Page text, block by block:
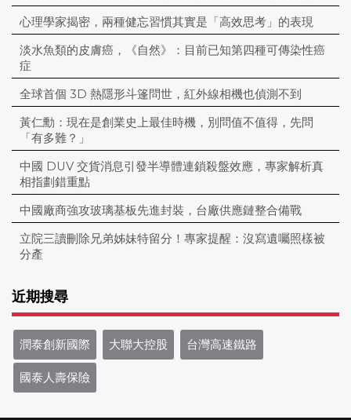
心理學家揭密，兩種健忘習慣其實是「高效思考」的表現
淡水魚類的皮膚癌，《自然》：目前已知第四種可傳染性癌
症
全球首個 3D 熱隱形斗篷問世，紅外線相機也偵測不到
黃仁勳：現在是創業史上最佳時機，別問值不值得，先問
「有多難？」
中國 DUV 交貨消息引發半導體連鎖殺盤效應，專家解析真
相指劃錯重點
中國廠商強攻玻璃基板先進封裝，台廠供應鏈整合備戰
立院三讀刪除兄弟姊妹特留分！專家提醒：沒寫遺囑照樣被
分產
近期搜尋
潤泰創新國際 大聯大控股 台灣高速鐵路
國泰人壽保險